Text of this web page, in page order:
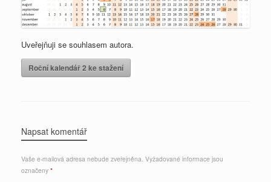
Uveřejňuji se souhlasem autora.
Roční kalendář 2 ke stažení
Napsat komentář
Vaše e-mailová adresa nebude zveřejněna. Vyžadované informace jsou
označeny *